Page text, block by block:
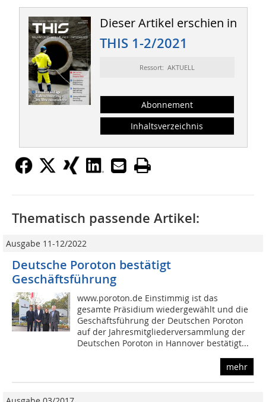
Dieser Artikel erschien in
THIS 1-2/2021
Ressort: AKTUELL
Abonnement
Inhaltsverzeichnis
Thematisch passende Artikel:
Ausgabe 11-12/2022
Deutsche Poroton bestätigt
Geschäftsführung
www.poroton.de Einstimmig ist das
gesamte Präsidium wiedergewählt und die
Geschäftsführung der Deutschen Poroton
auf der Jahresmitgliederversammlung der
Deutschen Poroton in Hannover bestätigt...
mehr